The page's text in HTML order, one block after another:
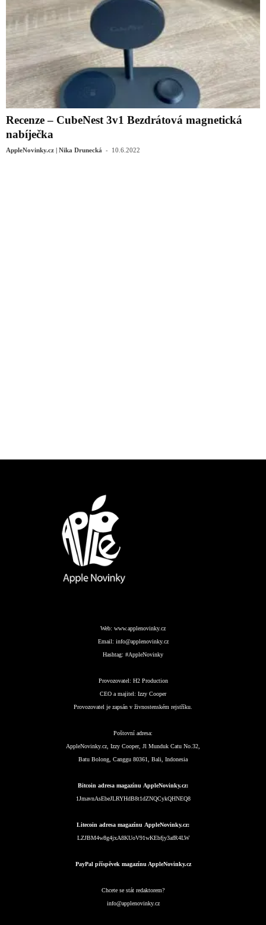
Recenze – CubeNest 3v1 Bezdrátová magnetická
nabíječka
AppleNovinky.cz | Nika Drunecká - 10.6.2022
Web: www.applenovinky.cz
Email: info@applenovinky.cz
Hashtag: #AppleNovinky
Provozovatel: H2 Production
CEO a majitel: Izzy Cooper
Provozovatel je zapsán v živnostenském rejstříku.
Poštovní adresa:
AppleNovinky.cz, Izzy Cooper, Jl Munduk Catu No.32,
Batu Bolong, Canggu 80361, Bali, Indonesia
Bitcoin adresa magazínu AppleNovinky.cz:
1JmavnAsEbeJLRYHdB8t1dZNQCykQHNEQ8
Litecoin adresa magazínu AppleNovinky.cz:
LZJBM4w8g4jxA8KUoV91wKEbfjy3afR4LW
PayPal příspěvek magazínu AppleNovinky.cz
Chcete se stát redaktorem?
info@applenovinky.cz